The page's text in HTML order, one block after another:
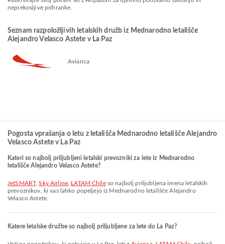
neprekosljive prihranke.
Seznam razpoložljivih letalskih družb iz Mednarodno letališče
Alejandro Velasco Astete v La Paz
Avianca
Pogosta vprašanja o letu z letališča Mednarodno letališče Alejandro
Velasco Astete v La Paz
Kateri so najbolj priljubljeni letalski prevozniki za lete iz Mednarodno
letališče Alejandro Velasco Astete?
JetSMART,Sky Airline, LATAM Chileso najbolj priljubljena imena letalskih
prevoznikov, ki vas lahko popeljejo iz Mednarodno letališče Alejandro
Velasco Astete.
Katere letalske družbe so najbolj priljubljene za lete do La Paz?